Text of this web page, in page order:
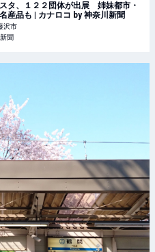
タ、１２２団体が出展 姉妹都市・
産品も | カナロコ by 神奈川新聞
沢市
聞